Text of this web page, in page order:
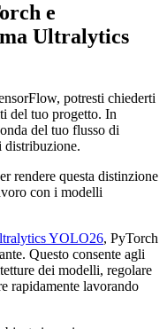
e
Ultralytics
potresti chiederti
del tuo progetto. In
del tuo flusso di
distribuzione.
rendere questa distinzione
con i modelli
YOLO26, PyTorch
Questo consente agli
dei modelli, regolare
rapidamente lavorando